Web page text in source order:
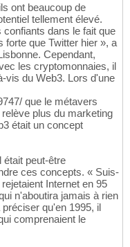
ont beaucoup de
tellement élevé.
dans le fait que
forte que Twitter hier », a
Cependant,
les cryptomonnaies, il
vis du Web3. Lors d'une
que le métavers
plus du marketing
était un concept
était peut-être
ces concepts. « Suis-
Internet en 95
n'aboutira jamais à rien
qu'en 1995, il
comprenaient le